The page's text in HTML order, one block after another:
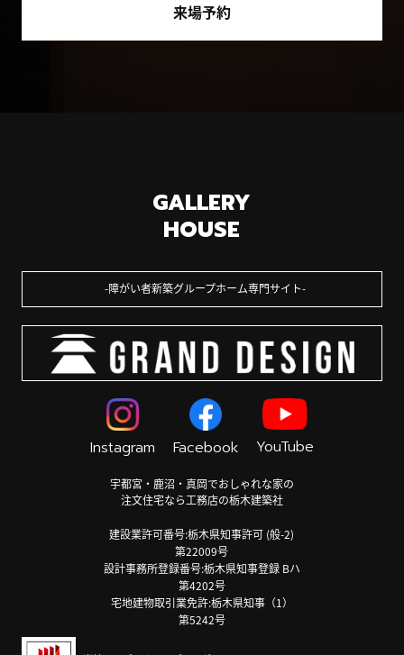
来場予約
GALLERY
HOUSE
障がい者新築グループホーム専門サイト
Instagram Facebook YouTube
宇都宮・鹿沼・真岡でおしゃれな家の
注文住宅なら工務店の栃木建築社
建設業許可番号:栃木県知事許可 (般-2)
第22009号
設計事務所登録番号:栃木県知事登録 Bハ
第4202号
宅地建物取引業免許:栃木県知事（1）
第5242号